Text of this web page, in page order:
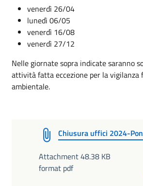
venerdì 26/04
lunedì 06/05
venerdì 16/08
venerdì 27/12
Nelle giornate sopra indicate saranno
attività fatta eccezione per la vigilanza
ambientale.
Chiusura uffici 2024-
Attachment 48.38 KB
format pdf